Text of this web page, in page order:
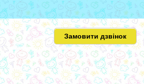
Замовити дзвінок